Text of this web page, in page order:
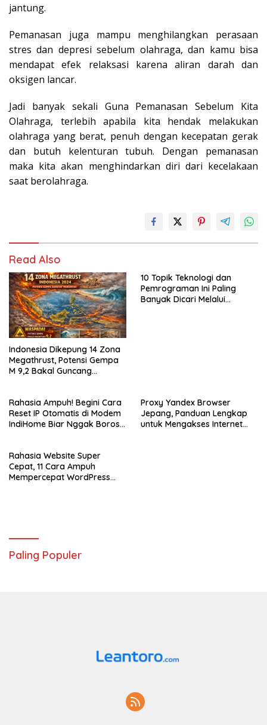
jantung.
Pemanasan juga mampu menghilangkan perasaan
stres dan depresi sebelum olahraga, dan kamu bisa
mendapat efek relaksasi karena aliran darah dan
oksigen lancar.
Jadi banyak sekali Guna Pemanasan Sebelum Kita
Olahraga, terlebih apabila kita hendak melakukan
olahraga yang berat, penuh dengan kecepatan gerak
dan butuh kelenturan tubuh. Dengan pemanasan
maka kita akan menghindarkan diri dari kecelakaan
saat berolahraga.
Read Also
Indonesia Dikepung 14 Zona
Megathrust, Potensi Gempa
M 9,2 Bakal Guncang
10 Topik Teknologi dan
Pemrograman Ini Paling
Banyak Dicari Melalui
Rahasia Ampuh! Begini Cara
Reset IP Otomatis di Modem
IndiHome Biar Nggak Boros
Proxy Yandex Browser
Jepang, Panduan Lengkap
untuk Mengakses Internet
Rahasia Website Super
Cepat, 11 Cara Ampuh
Mempercepat WordPress
Paling Populer